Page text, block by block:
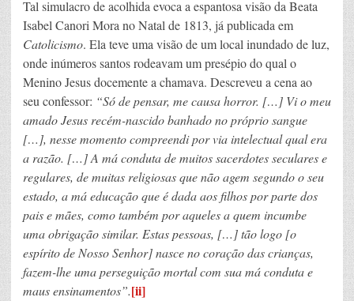
Tal simulacro de acolhida evoca a espantosa visão da Beata
Isabel Canori Mora no Natal de 1813, já publicada em
Catolicismo. Ela teve uma visão de um local inundado de luz,
onde inúmeros santos rodeavam um presépio do qual o
Menino Jesus docemente a chamava. Descreveu a cena ao
seu confessor: “Só de pensar, me causa horror. […] Vi o meu
amado Jesus recém-nascido banhado no próprio sangue
[…], nesse momento compreendi por via intelectual qual era
a razão. […] A má conduta de muitos sacerdotes seculares e
regulares, de muitas religiosas que não agem segundo o seu
estado, a má educação que é dada aos filhos por parte dos
pais e mães, como também por aqueles a quem incumbe
uma obrigação similar. Estas pessoas, […] tão logo [o
espírito de Nosso Senhor] nasce no coração das crianças,
fazem-lhe uma perseguição mortal com sua má conduta e
maus ensinamentos”.[ii]